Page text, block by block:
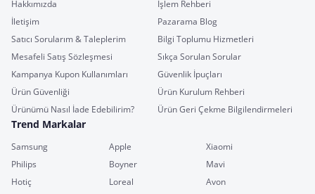
Hakkımızda
İşlem Rehberi
İletişim
Pazarama Blog
Satıcı Sorularım & Taleplerim
Bilgi Toplumu Hizmetleri
Mesafeli Satış Sözleşmesi
Sıkça Sorulan Sorular
Kampanya Kupon Kullanımları
Güvenlik İpuçları
Ürün Güvenliği
Ürün Kurulum Rehberi
Ürünümü Nasıl İade Edebilirim?
Ürün Geri Çekme Bilgilendirmeleri
Trend Markalar
Samsung Apple
Xiaomi
Philips
Boyner
Mavi
Hotiç
Loreal
Avon